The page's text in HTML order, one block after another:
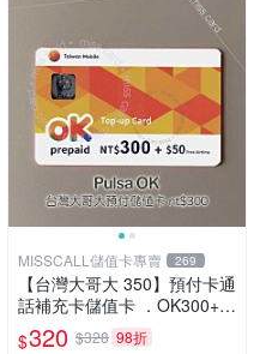
MISSCALL儲值卡專賣 269
【台灣大哥大 350】預付卡通
話補充卡儲值卡 ．OK300+5
0．門號延展⚡MissCall儲值卡
專賣
$320 $328 98折